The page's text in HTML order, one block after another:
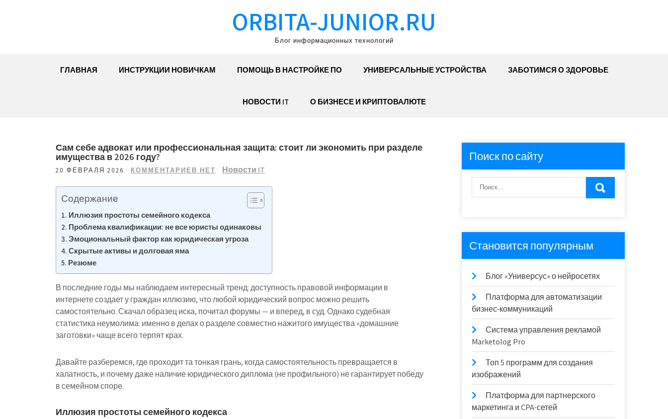
ORBITA-JUNIOR.RU
Блог информационных технологий
ГЛАВНАЯ ИНСТРУКЦИИ НОВИЧКАМ ПОМОЩЬ В НАСТРОЙКЕ ПО УНИВЕРСАЛЬНЫЕ УСТРОЙСТВА ЗАБОТИМСЯ О ЗДОРОВЬЕ
НОВОСТИ IT О БИЗНЕСЕ И КРИПТОВАЛЮТЕ
Сам себе адвокат или профессиональная защита: стоит ли экономить при разделе
имущества в 2026 году?
20 ФЕВРАЛЯ 2026 КОММЕНТАРИЕВ НЕТ Новости IT
Содержание
Иллюзия простоты семейного кодекса
Проблема квалификации: не все юристы одинаковы
Эмоциональный фактор как юридическая угроза
Скрытые активы и долговая яма
Резюме
В последние годы мы наблюдаем интересный тренд: доступность правовой информации в
интернете создает у граждан иллюзию, что любой юридический вопрос можно решить
самостоятельно. Скачал образец иска, почитал форумы — и вперед, в суд. Однако судебная
статистика неумолима: именно в делах о разделе совместно нажитого имущества «домашние
заготовки» чаще всего терпят крах.
Давайте разберемся, где проходит та тонкая грань, когда самостоятельность превращается в
халатность, и почему даже наличие юридического диплома (не профильного) не гарантирует победу
в семейном споре.
Иллюзия простоты семейного кодекса
Поиск по сайту
Становится популярным
Блог «Универсус» о нейросетях
Платформа для автоматизации
бизнес-коммуникаций
Система управления рекламой
Marketolog Pro
Топ 5 программ для создания
изображений
Платформа для партнерского
маркетинга и CPA-сетей